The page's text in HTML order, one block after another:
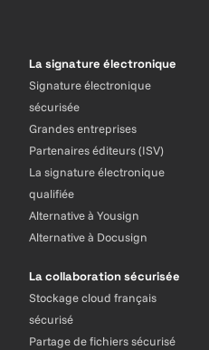
La signature électronique
Signature électronique
sécurisée
Grandes entreprises
Partenaires éditeurs (ISV)
La signature électronique
qualifiée
Alternative à Yousign
Alternative à Docusign
La collaboration sécurisée
Stockage cloud français
sécurisé
Partage de fichiers sécurisé